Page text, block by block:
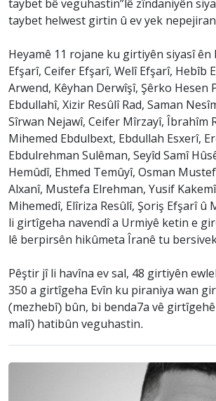
taybet bê veguhastin”lê zîndaniyên
taybet helwest girtin û ev yek
Heyamê 11 rojane ku girtiyên siyasî ên
Efşarî, Ceifer Efşarî, Welî Efşarî, Hebîb
Arwend, Kêyhan Derwîşî, Şêrko Hesen
Ebdullahî, Xizir Resûlî Rad, Saman
Sîrwan Nejawî, Ceifer Mîrzayî, Îbrahîm
Mihemed Ebdulbext, Ebdullah Esxerî,
Ebdulrehman Sulêman, Seyîd Samî
Hemûdî, Ehmed Temûyî, Osman
Alxanî, Mustefa Elrehman, Yusif
Mihemedî, Elîriza Resûlî, Şoriş Efşarî û
li girtîgeha navendî a Urmiyê ketin e
lê berpirsên hikûmeta Îranê tu
Pêştir jî li havîna ev sal, 48 girtiyên
350 a girtîgeha Evîn ku piraniya wan
(mezhebî) bûn, bi benda7a vê
malî) hatibûn veguhastin.